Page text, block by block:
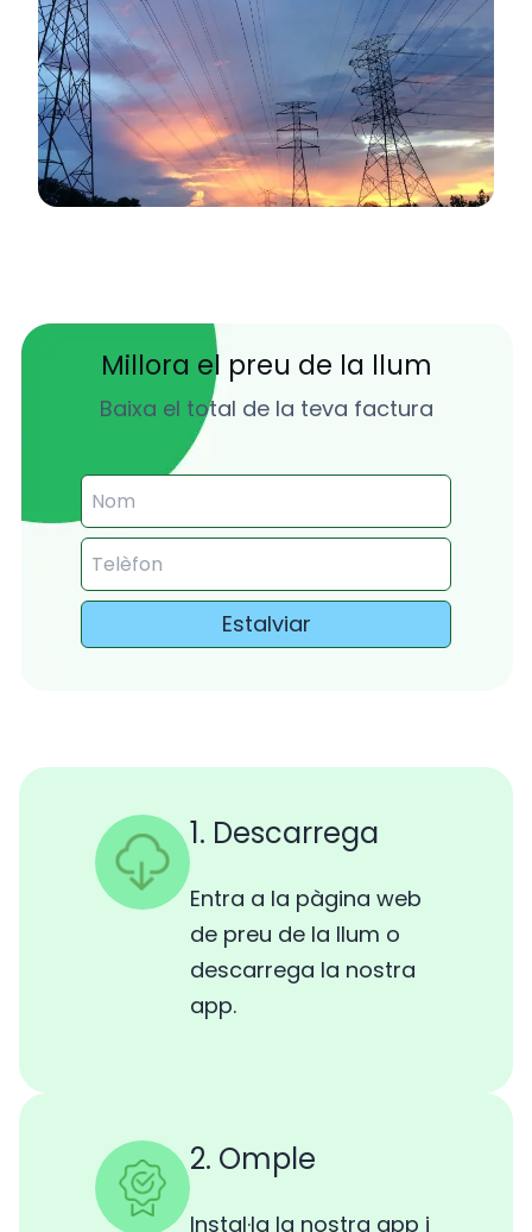
Millora el preu de la llum
Baixa el total de la teva factura
Estalviar
1. Descarrega
Entra a la pàgina web
de preu de la llum o
descarrega la nostra
app.
2. Omple
Instal·la la nostra app i